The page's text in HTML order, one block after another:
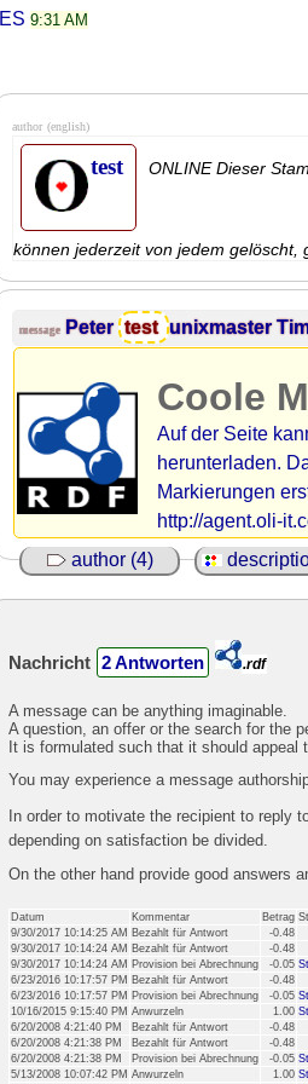
ES 9:31 AM
author (english)
test ONLINE Dieser
können jederzeit von jedem gelöscht,
message Peter test unixmaster
Coole
Auf der Seite
herunterladen.
Markierungen
http://agent.oli-
author (4)
Nachricht 2 Antworten .rdf
A message can be anything imaginable.
A question, an offer or the search for the
It is formulated such that it should appeal
You may experience a message
In order to motivate the recipient to reply
depending on satisfaction be divided.
On the other hand provide good answers
Datum Kommentar Betrag
9/30/2017 10:14:25 AM Bezahlt für Antwort -0.48
9/30/2017 10:14:24 AM Bezahlt für Antwort -0.48
9/30/2017 10:14:24 AM Provision bei Abrechnung -0.05
6/23/2016 10:17:57 PM Bezahlt für Antwort -0.48
6/23/2016 10:17:57 PM Provision bei Abrechnung -0.05
10/16/2015 9:15:40 PM Anwurzeln 1.00
6/20/2008 4:21:40 PM
Bezahlt für Antwort -0.48
6/20/2008 4:21:38 PM
Bezahlt für Antwort -0.48
6/20/2008 4:21:38 PM
Provision bei Abrechnung -0.05
5/13/2008 10:07:42 PM Anwurzeln 1.00